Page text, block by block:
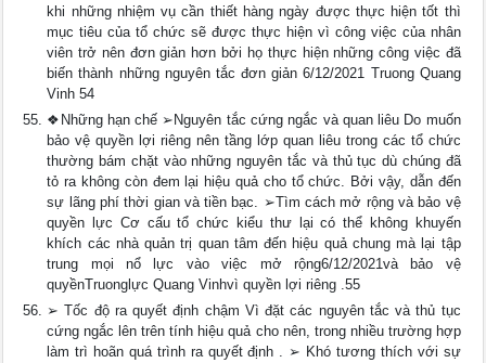
khi những nhiệm vụ cần thiết hàng ngày được thực hiện tốt thì
mục tiêu của tổ chức sẽ được thực hiện vì công việc của nhân
viên trở nên đơn giản hơn bởi họ thực hiện những công việc đã
biến thành những nguyên tắc đơn giản 6/12/2021 Truong Quang
Vinh 54
❖Những hạn chế ➢Nguyên tắc cứng ngắc và quan liêu Do muốn
bảo vệ quyền lợi riêng nên tầng lớp quan liêu trong các tổ chức
thường bám chặt vào những nguyên tắc và thủ tục dù chúng đã
tỏ ra không còn đem lại hiệu quả cho tổ chức. Bởi vậy, dẫn đến
sự lãng phí thời gian và tiền bạc. ➢Tìm cách mở rộng và bảo vệ
quyền lực Cơ cấu tổ chức kiểu thư lại có thể không khuyến
khích các nhà quản trị quan tâm đến hiệu quả chung mà lại tập
trung mọi nổ lực vào việc mở rộng6/12/2021và bảo vệ
quyềnTruonglực Quang Vinhvì quyền lợi riêng .55
➢ Tốc độ ra quyết định chậm Vì đặt các nguyên tắc và thủ tục
cứng ngắc lên trên tính hiệu quả cho nên, trong nhiều trường hợp
làm trì hoãn quá trình ra quyết định . ➢ Khó tương thích với sự